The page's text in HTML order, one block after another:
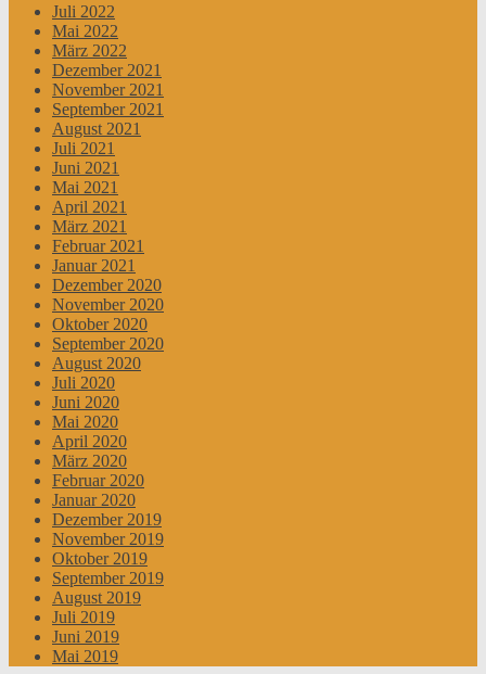
Juli 2022
Mai 2022
März 2022
Dezember 2021
November 2021
September 2021
August 2021
Juli 2021
Juni 2021
Mai 2021
April 2021
März 2021
Februar 2021
Januar 2021
Dezember 2020
November 2020
Oktober 2020
September 2020
August 2020
Juli 2020
Juni 2020
Mai 2020
April 2020
März 2020
Februar 2020
Januar 2020
Dezember 2019
November 2019
Oktober 2019
September 2019
August 2019
Juli 2019
Juni 2019
Mai 2019